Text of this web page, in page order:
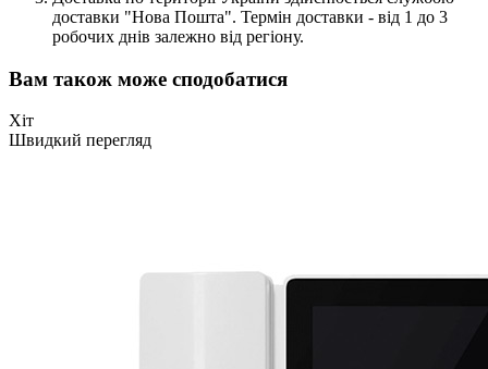
доставки "Нова Пошта". Термін доставки - від 1 до 3
робочих днів залежно від регіону.
Вам також може сподобатися
Хіт
Швидкий перегляд